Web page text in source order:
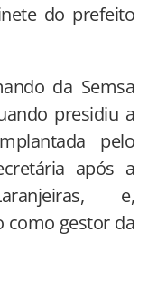
do prefeito
da Semsa
presidiu a
pelo
após a
e,
como gestor da